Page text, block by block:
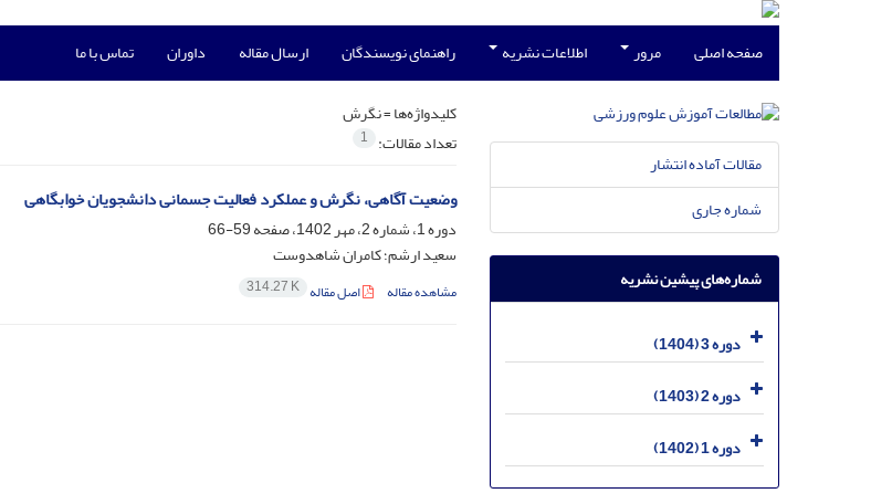
صفحه اصلی مرور اطلاعات نشریه راهنمای نویسندگان ارسال مقاله داوران تماس با ما
کلیدواژه‌ها =نگرش
تعداد مقالات: 1
وضعیت آگاهی، نگرش و عملکرد فعالیت جسمانی دانشجویان خوابگاهی
دوره 1، شماره 2، مهر 1402، صفحه
59-66
سعید ارشم؛ کامران شاهدوست
مشاهده مقاله اصل مقاله 314.27 K
مقالات آماده انتشار
شماره جاری
شماره‌های پیشین نشریه
دوره 3 (1404)
دوره 2 (1403)
دوره 1 (1402)